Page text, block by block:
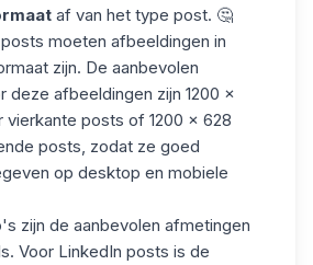
af van het type post. 🤔
moeten afbeeldingen in
zijn. De aanbevolen
deze afbeeldingen zijn 1200 x
vierkante posts of 1200 x 628
posts, zodat ze goed
op desktop en mobiele
zijn de aanbevolen afmetingen
Voor LinkedIn posts is de